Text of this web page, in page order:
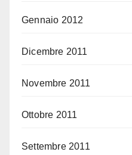
Gennaio 2012
Dicembre 2011
Novembre 2011
Ottobre 2011
Settembre 2011